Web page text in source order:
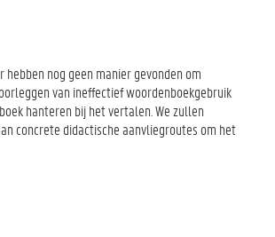
nog geen manier gevonden om
van ineffectief woordenboekgebruik
hanteren bij het vertalen. We zullen
concrete didactische aanvliegroutes om het